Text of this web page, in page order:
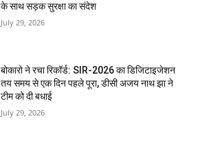
के साथ सड़क सुरक्षा का संदेश
July 29, 2026
बोकारो ने रचा रिकॉर्ड: SIR-2026 का डिजिटाइजेशन
तय समय से एक दिन पहले पूरा, डीसी अजय नाथ झा ने
टीम को दी बधाई
July 29, 2026